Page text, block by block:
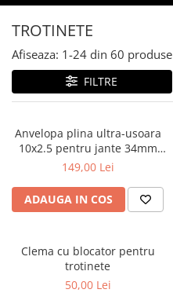
BICICLETE COPII
Pliabile
Rulmenti
Protectii cadru
Angrenaje
Anvelope & accesorii
Butuci pedalieri
Cuvete
Ghidoane & accesorii
Bidoane & Suporturi
Ciclocomputere/GPS
Cricuri si accesorii
Genti & Borsete
Lumini
Mansoane & Ghidoline
Pedale
Roti ajutatoare
Scaune copii
Caciuli, sepci & bandane
Jachete
Manusi
Ochelari
Pantofi
Sosete
TROTINETE
Afiseaza: 1-24 din 60 produse
FILTRE
Anvelopa plina ultra-usoara
10x2.5 pentru jante 34mm
Negru/Albastru
149,00 Lei
ADAUGA IN COS
Clema cu blocator pentru
trotinete
50,00 Lei